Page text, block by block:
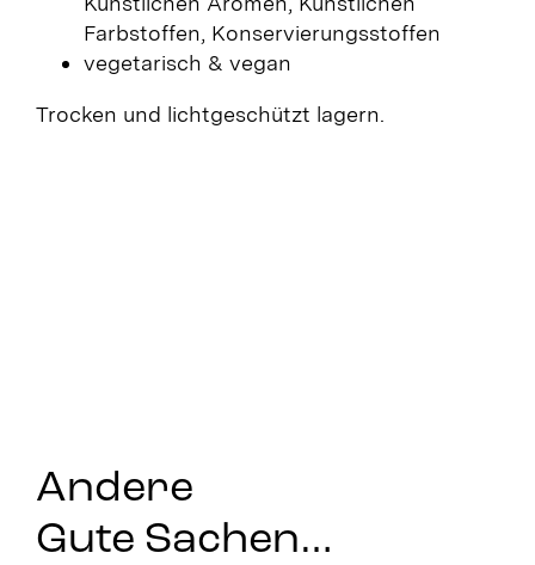
Farbstoffen, Konservierungsstoffen
vegetarisch & vegan
Trocken und lichtgeschützt lagern.
Andere
Gute Sachen…